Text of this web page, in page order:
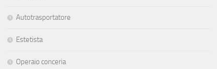
Autotrasportatore
Estetista
Operaio conceria